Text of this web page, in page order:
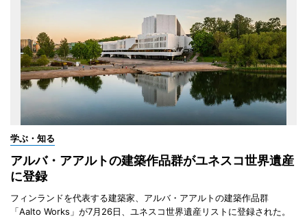
学ぶ・知る
アルバ・アアルトの建築作品群がユネスコ世界遺産
に登録
フィンランドを代表する建築家、アルバ・アアルトの建築作品群
「Aalto Works」が7月26日、ユネスコ世界遺産リストに登録された。